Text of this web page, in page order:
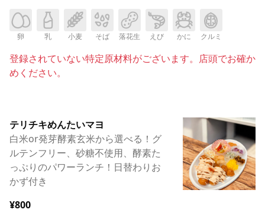
卵 乳 小麦 そば 落花生 えび かに クルミ
登録されていない特定原材料がございます。店頭でお確か
めください。
テリチキめんたいマヨ
白米or発芽酵素玄米から選べる！グ
ルテンフリー、砂糖不使用、酵素た
っぷりのパワーランチ！日替わりお
かず付き
¥800